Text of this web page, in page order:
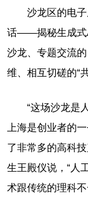
沙龙区的电
话——揭秘生成式
沙龙、专题交流
维、相互切磋的“
“这场沙龙是
上海是创业者的
了非常多的高科
生王殿仪说，“人
术跟传统的理科